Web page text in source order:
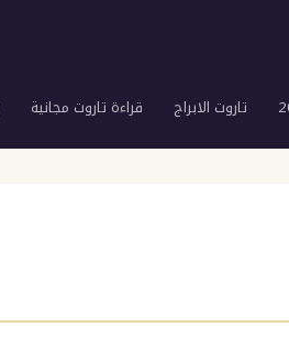
تاروت الابراج قراءة تاروت مجانية